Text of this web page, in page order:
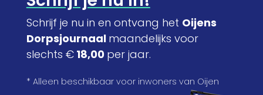
Schrijf je nu in en ontvang het Oijens
Dorpsjournaal maandelijks voor
slechts €18,00 per jaar.
* Alleen beschikbaar voor inwoners van Oijen